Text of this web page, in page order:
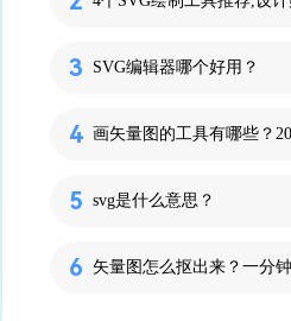
SVG编辑器哪个好用？
svg是什么意思？
矢量图怎么抠出来？一分